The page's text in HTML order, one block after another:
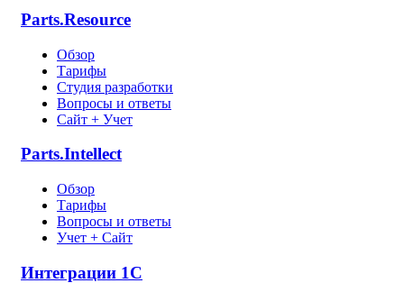
Parts.Resource
Обзор
Тарифы
Студия разработки
Вопросы и ответы
Сайт + Учет
Parts.Intellect
Обзор
Тарифы
Вопросы и ответы
Учет + Сайт
Интеграции 1С